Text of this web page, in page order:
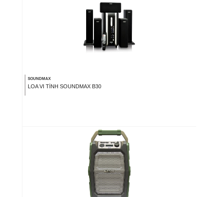
SOUNDMAX
LOA VI TÍNH SOUNDMAX B30